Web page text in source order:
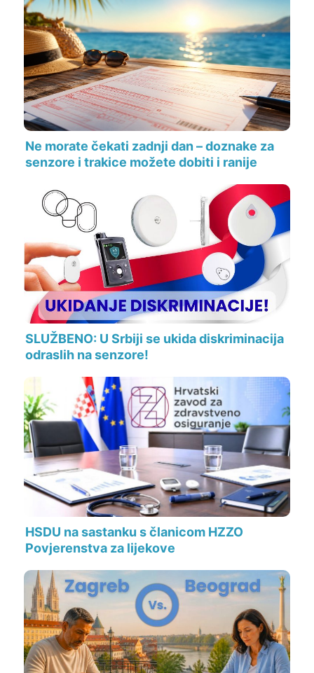
Ne morate čekati zadnji dan – doznake za
senzore i trakice možete dobiti i ranije
SLUŽBENO: U Srbiji se ukida diskriminacija
odraslih na senzore!
HSDU na sastanku s članicom HZZO
Povjerenstva za lijekove